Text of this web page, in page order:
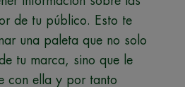
de tu público. Esto te
una paleta que no solo
tu marca, sino que le
con ella y por tanto